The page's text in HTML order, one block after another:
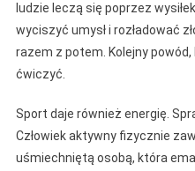
ludzie leczą się poprzez
wyciszyć umysł i rozładować
razem z potem. Kolejny
ćwiczyć.
Sport daje również energię.
Człowiek aktywny fizycznie
uśmiechniętą osobą, która